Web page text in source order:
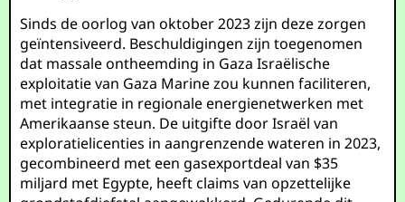
Sinds de oorlog van oktober 2023 zijn deze zorgen
geïntensiveerd. Beschuldigingen zijn toegenomen
dat massale ontheemding in Gaza Israëlische
exploitatie van Gaza Marine zou kunnen faciliteren,
met integratie in regionale energienetwerken met
Amerikaanse steun. De uitgifte door Israël van
exploratielicenties in aangrenzende wateren in 2023,
gecombineerd met een gasexportdeal van $35
miljard met Egypte, heeft claims van opzettelijke